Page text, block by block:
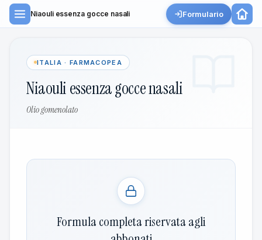
Niaouli essenza gocce nasali Formulario
ITALIA · FARMACOPEA
Niaouli essenza gocce nasali
Olio gomenolato
Formula completa riservata agli